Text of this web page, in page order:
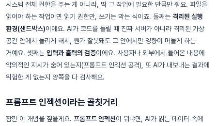
시스템 전체 권한을 주는 게 아니라, 딱 그 작업에 필요한 만큼만 줘요. 파일을
읽어야 하는 작업이면 읽기 권한만, 쓰기는 막는 식이죠. 둘째는 격리된 실행
환경(샌드박스)이에요. AI가 코드를 돌릴 때 진짜 서버가 아니라 격리된 가상
공간 안에서 돌리게 해서, 뭔가 잘못돼도 그 안에서만 영향이 머물게 하는
거예요. 셋째는 입력과 출력의 검증이에요. 사용자나 외부에서 들어온 내용에
악의적인 지시가 숨어 있는지(프롬프트 인젝션 공격), 또 AI가 내보내는 결과에
위험한 게 없는지 양쪽을 다 검사해요.
프롬프트 인젝션이라는 골칫거리
잠깐 이 개념을 짚을게요. 프롬프트 인젝션이 뭐냐면, AI가 읽는 데이터 속에